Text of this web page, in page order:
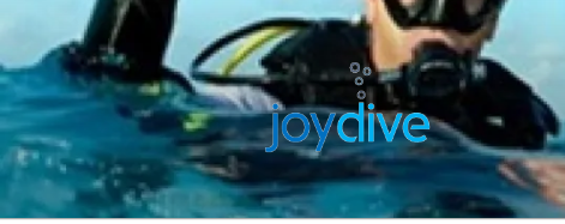
innehåll
JOYDIVE
Enjoy your dive – Join the JoyDive!